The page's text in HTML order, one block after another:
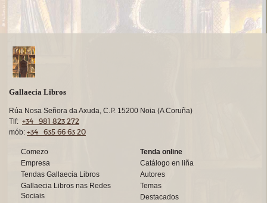
Gallaecia Libros
Rúa Nosa Señora da Axuda, C.P. 15200 Noia (A Coruña)
Tlf: +34 981 823 272
mób: +34 635 66 63 20
Comezo
Empresa
Tendas Gallaecia Libros
Gallaecia Libros nas Redes
Sociais
Tenda online
Catálogo en liña
Autores
Temas
Destacados